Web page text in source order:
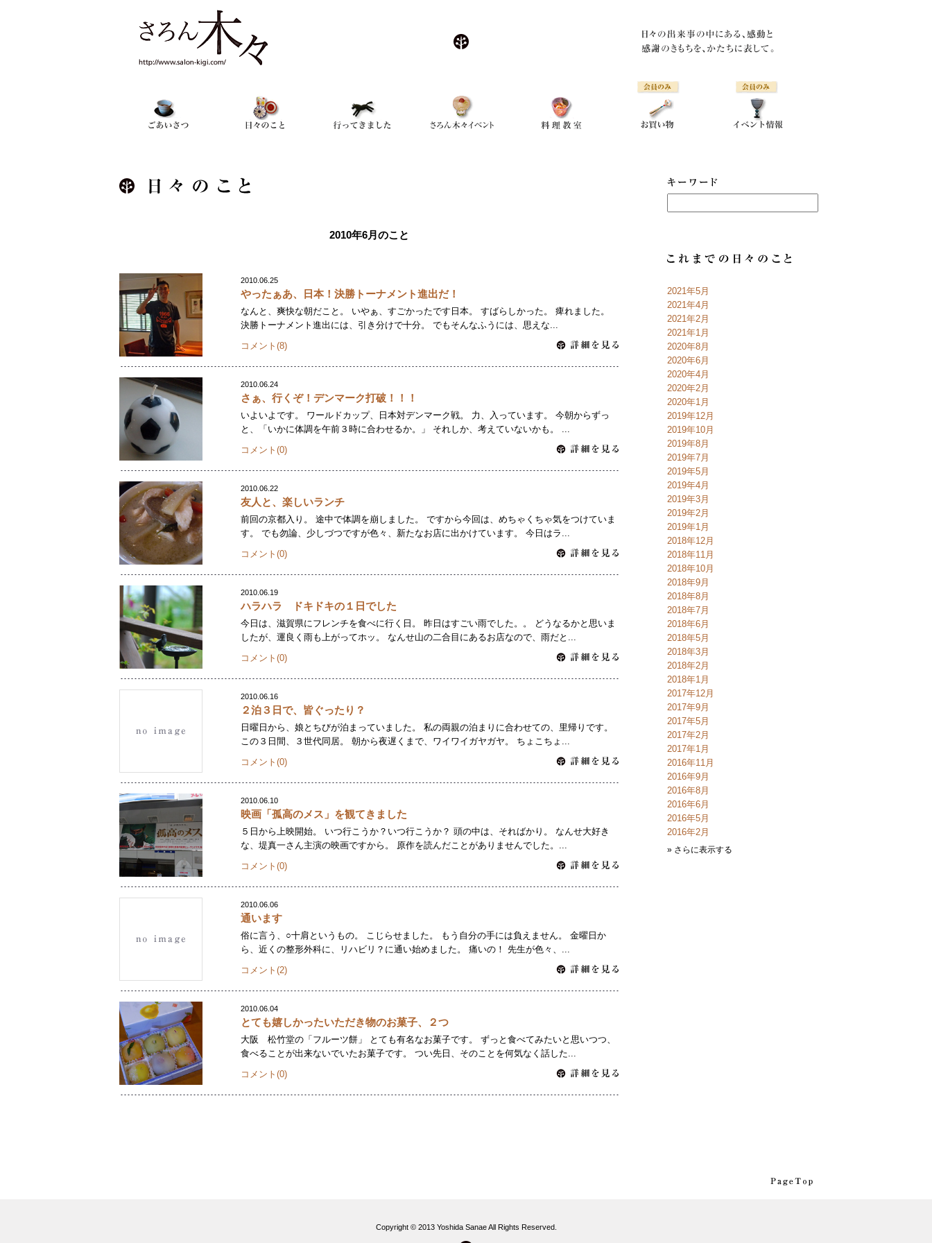
2010年6月のこと
2010.06.25
やったぁあ、日本！決勝トーナメント進出だ！
なんと、爽快な朝だこと。 いやぁ、すごかったです日本。 すばらしかった。 痺れました。
決勝トーナメント進出には、引き分けで十分。 でもそんなふうには、思えな...
コメント(8)
2010.06.24
さぁ、行くぞ！デンマーク打破！！！
いよいよです。 ワールドカップ、日本対デンマーク戦。 力、入っています。 今朝からずっ
と、「いかに体調を午前３時に合わせるか。」 それしか、考えていないかも。 ...
コメント(0)
2010.06.22
友人と、楽しいランチ
前回の京都入り。 途中で体調を崩しました。 ですから今回は、めちゃくちゃ気をつけていま
す。 でも勿論、少しづつですが色々、新たなお店に出かけています。 今日はラ...
コメント(0)
2010.06.19
ハラハラ ドキドキの１日でした
今日は、滋賀県にフレンチを食べに行く日。 昨日はすごい雨でした。。 どうなるかと思いま
したが、運良く雨も上がってホッ。 なんせ山の二合目にあるお店なので、雨だと...
コメント(0)
2010.06.16
２泊３日で、皆ぐったり？
日曜日から、娘とちびが泊まっていました。 私の両親の泊まりに合わせての、里帰りです。
この３日間、３世代同居。 朝から夜遅くまで、ワイワイガヤガヤ。 ちょこちょ...
コメント(0)
2010.06.10
映画「孤高のメス」を観てきました
５日から上映開始。 いつ行こうか？いつ行こうか？ 頭の中は、そればかり。 なんせ大好き
な、堤真一さん主演の映画ですから。 原作を読んだことがありませんでした。...
コメント(0)
2010.06.06
通います
俗に言う、○十肩というもの。 こじらせました。 もう自分の手には負えません。 金曜日か
ら、近くの整形外科に、リハビリ？に通い始めました。 痛いの！ 先生が色々、...
コメント(2)
2010.06.04
とても嬉しかったいただき物のお菓子、２つ
大阪 松竹堂の「フルーツ餅」 とても有名なお菓子です。 ずっと食べてみたいと思いつつ、
食べることが出来ないでいたお菓子です。 つい先日、そのことを何気なく話した...
コメント(0)
2021年5月
2021年4月
2021年2月
2021年1月
2020年8月
2020年6月
2020年4月
2020年2月
2020年1月
2019年12月
2019年10月
2019年8月
2019年7月
2019年5月
2019年4月
2019年3月
2019年2月
2019年1月
2018年12月
2018年11月
2018年10月
2018年9月
2018年8月
2018年7月
2018年6月
2018年5月
2018年3月
2018年2月
2018年1月
2017年12月
2017年9月
2017年5月
2017年2月
2017年1月
2016年11月
2016年9月
2016年8月
2016年6月
2016年5月
2016年2月
» さらに表示する
Copyright © 2013 Yoshida Sanae All Rights Reserved.